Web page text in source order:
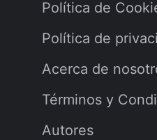
Política de
Política de
Acerca de
Términos y
Autores